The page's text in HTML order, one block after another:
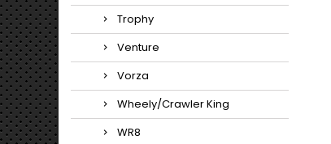
Trophy
Venture
Vorza
Wheely/Crawler King
WR8